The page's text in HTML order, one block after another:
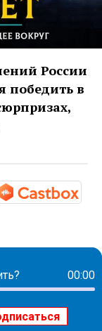
России
победить в
ru/
00:00